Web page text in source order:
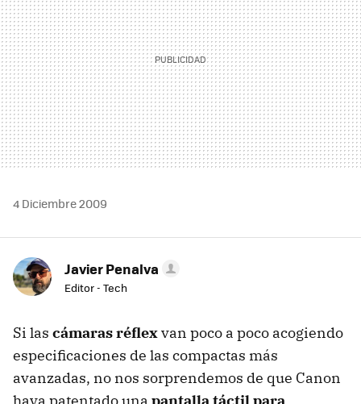
4 Diciembre 2009
Javier Penalva
Editor - Tech
Si las cámaras réflexvan poco a poco acogiendo
especificaciones de las compactas más
avanzadas, no nos sorprendemos de que Canon